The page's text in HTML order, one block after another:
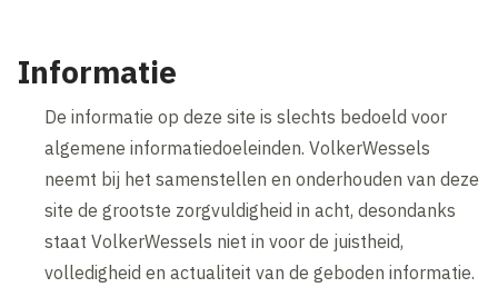
Informatie
De informatie op deze site is slechts bedoeld voor
algemene informatiedoeleinden. VolkerWessels
neemt bij het samenstellen en onderhouden van deze
site de grootste zorgvuldigheid in acht, desondanks
staat VolkerWessels niet in voor de juistheid,
volledigheid en actualiteit van de geboden informatie.